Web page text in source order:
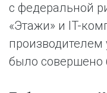
с федеральной
«Этажи» и IT-
производителем
было совершено